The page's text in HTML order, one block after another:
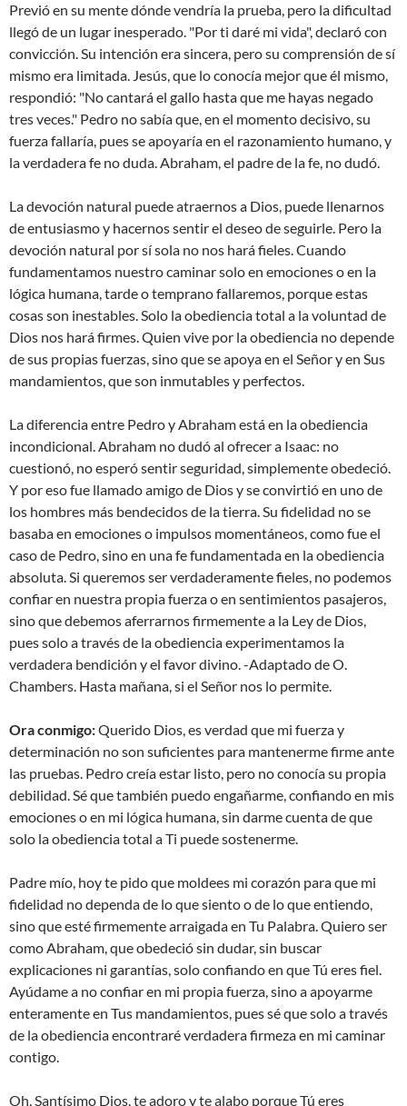
Previó en su mente dónde vendría la prueba, pero la dificultad
llegó de un lugar inesperado. "Por ti daré mi vida", declaró con
convicción. Su intención era sincera, pero su comprensión de sí
mismo era limitada. Jesús, que lo conocía mejor que él mismo,
respondió: "No cantará el gallo hasta que me hayas negado
tres veces." Pedro no sabía que, en el momento decisivo, su
fuerza fallaría, pues se apoyaría en el razonamiento humano, y
la verdadera fe no duda. Abraham, el padre de la fe, no dudó.
La devoción natural puede atraernos a Dios, puede llenarnos
de entusiasmo y hacernos sentir el deseo de seguirle. Pero la
devoción natural por sí sola no nos hará fieles. Cuando
fundamentamos nuestro caminar solo en emociones o en la
lógica humana, tarde o temprano fallaremos, porque estas
cosas son inestables. Solo la obediencia total a la voluntad de
Dios nos hará firmes. Quien vive por la obediencia no depende
de sus propias fuerzas, sino que se apoya en el Señor y en Sus
mandamientos, que son inmutables y perfectos.
La diferencia entre Pedro y Abraham está en la obediencia
incondicional. Abraham no dudó al ofrecer a Isaac: no
cuestionó, no esperó sentir seguridad, simplemente obedeció.
Y por eso fue llamado amigo de Dios y se convirtió en uno de
los hombres más bendecidos de la tierra. Su fidelidad no se
basaba en emociones o impulsos momentáneos, como fue el
caso de Pedro, sino en una fe fundamentada en la obediencia
absoluta. Si queremos ser verdaderamente fieles, no podemos
confiar en nuestra propia fuerza o en sentimientos pasajeros,
sino que debemos aferrarnos firmemente a la Ley de Dios,
pues solo a través de la obediencia experimentamos la
verdadera bendición y el favor divino. -Adaptado de O.
Chambers. Hasta mañana, si el Señor nos lo permite.
Ora conmigo:Querido Dios, es verdad que mi fuerza y
determinación no son suficientes para mantenerme firme ante
las pruebas. Pedro creía estar listo, pero no conocía su propia
debilidad. Sé que también puedo engañarme, confiando en mis
emociones o en mi lógica humana, sin darme cuenta de que
solo la obediencia total a Ti puede sostenerme.
Padre mío, hoy te pido que moldees mi corazón para que mi
fidelidad no dependa de lo que siento o de lo que entiendo,
sino que esté firmemente arraigada en Tu Palabra. Quiero ser
como Abraham, que obedeció sin dudar, sin buscar
explicaciones ni garantías, solo confiando en que Tú eres fiel.
Ayúdame a no confiar en mi propia fuerza, sino a apoyarme
enteramente en Tus mandamientos, pues sé que solo a través
de la obediencia encontraré verdadera firmeza en mi caminar
contigo.
Oh, Santísimo Dios, te adoro y te alabo porque Tú eres